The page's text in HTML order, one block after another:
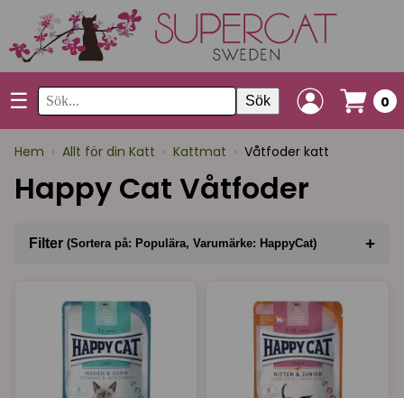
☰ Sök 0
Hem › Allt för din Katt › Kattmat › Våtfoder katt
Happy Cat Våtfoder
Filter (Sortera på: Populära, Varumärke: HappyCat) +
Varumärke (HappyCat)
I lager